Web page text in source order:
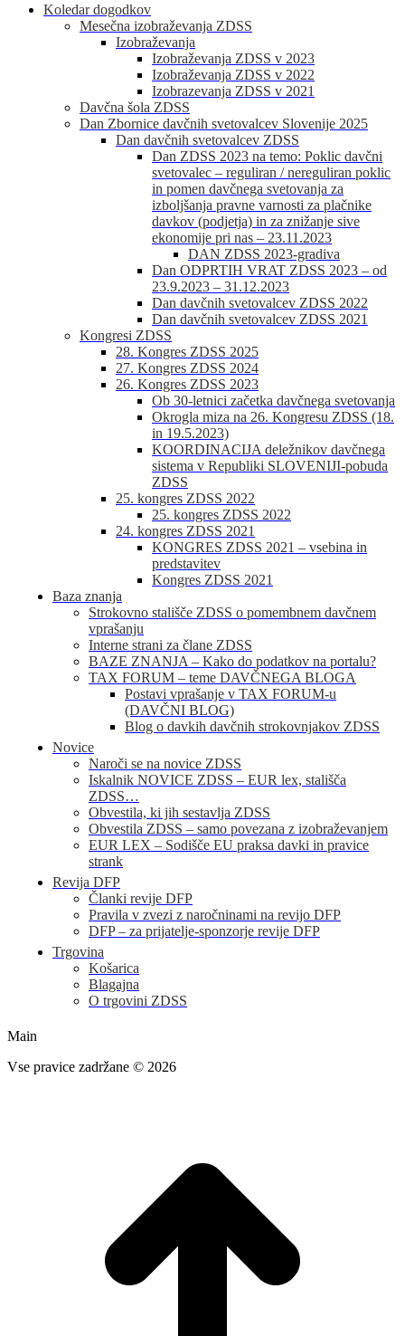
Koledar dogodkov
Mesečna izobraževanja ZDSS
Izobraževanja
Izobraževanja ZDSS v 2023
Izobraževanja ZDSS v 2022
Izobrazevanja ZDSS v 2021
Davčna šola ZDSS
Dan Zbornice davčnih svetovalcev Slovenije 2025
Dan davčnih svetovalcev ZDSS
Dan ZDSS 2023 na temo: Poklic davčni
svetovalec – reguliran / nereguliran poklic
in pomen davčnega svetovanja za
izboljšanja pravne varnosti za plačnike
davkov (podjetja) in za znižanje sive
ekonomije pri nas – 23.11.2023
DAN ZDSS 2023-gradiva
Dan ODPRTIH VRAT ZDSS 2023 – od
23.9.2023 – 31.12.2023
Dan davčnih svetovalcev ZDSS 2022
Dan davčnih svetovalcev ZDSS 2021
Kongresi ZDSS
28. Kongres ZDSS 2025
27. Kongres ZDSS 2024
26. Kongres ZDSS 2023
Ob 30-letnici začetka davčnega svetovanja
Okrogla miza na 26. Kongresu ZDSS (18.
in 19.5.2023)
KOORDINACIJA deležnikov davčnega
sistema v Republiki SLOVENIJI-pobuda
ZDSS
25. kongres ZDSS 2022
25. kongres ZDSS 2022
24. kongres ZDSS 2021
KONGRES ZDSS 2021 – vsebina in
predstavitev
Kongres ZDSS 2021
Baza znanja
Strokovno stališče ZDSS o pomembnem davčnem
vprašanju
Interne strani za člane ZDSS
BAZE ZNANJA – Kako do podatkov na portalu?
TAX FORUM – teme DAVČNEGA BLOGA
Postavi vprašanje v TAX FORUM-u
(DAVČNI BLOG)
Blog o davkih davčnih strokovnjakov ZDSS
Novice
Naroči se na novice ZDSS
Iskalnik NOVICE ZDSS – EUR lex, stališča
ZDSS…
Obvestila, ki jih sestavlja ZDSS
Obvestila ZDSS – samo povezana z izobraževanjem
EUR LEX – Sodišče EU praksa davki in pravice
strank
Revija DFP
Članki revije DFP
Pravila v zvezi z naročninami na revijo DFP
DFP – za prijatelje-sponzorje revije DFP
Trgovina
Košarica
Blagajna
O trgovini ZDSS
Main
Vse pravice zadržane © 2026